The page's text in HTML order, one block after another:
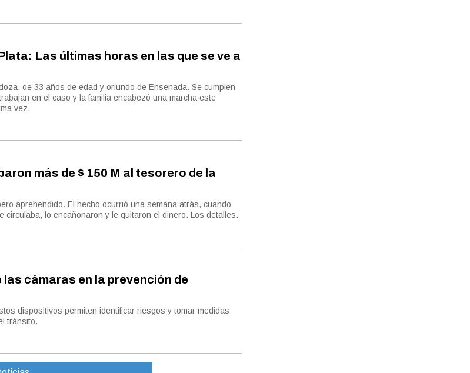
Las últimas horas en las que se ve a
de 33 años de edad y oriundo de Ensenada. Se cumplen
en el caso y la familia encabezó una marcha este
vez.
más de $ 150 M al tesorero de la
aprehendido. El hecho ocurrió una semana atrás, cuando
circulaba, lo encañonaron y le quitaron el dinero. Los detalles.
cámaras en la prevención de
dispositivos permiten identificar riesgos y tomar medidas
tránsito.